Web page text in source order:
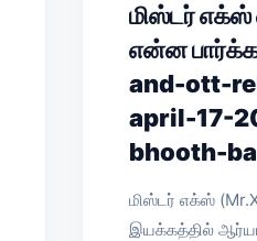
மிஸ்டர்
என்ன
and-ott-
april-17-
bhooth-
மிஸ்டர் எக்ஸ்
இயக்கத்தில்